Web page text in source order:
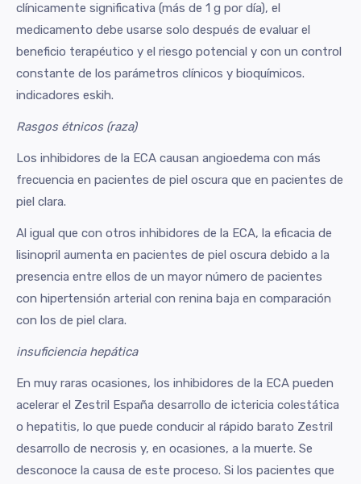
clínicamente significativa (más de 1 g por día), el
medicamento debe usarse solo después de evaluar el
beneficio terapéutico y el riesgo potencial y con un control
constante de los parámetros clínicos y bioquímicos.
indicadores eskih.
Rasgos étnicos (raza)
Los inhibidores de la ECA causan angioedema con más
frecuencia en pacientes de piel oscura que en pacientes de
piel clara.
Al igual que con otros inhibidores de la ECA, la eficacia de
lisinopril aumenta en pacientes de piel oscura debido a la
presencia entre ellos de un mayor número de pacientes
con hipertensión arterial con renina baja en comparación
con los de piel clara.
insuficiencia hepática
En muy raras ocasiones, los inhibidores de la ECA pueden
acelerar el Zestril España desarrollo de ictericia colestática
o hepatitis, lo que puede conducir al rápido barato Zestril
desarrollo de necrosis y, en ocasiones, a la muerte. Se
desconoce la causa de este proceso. Si los pacientes que